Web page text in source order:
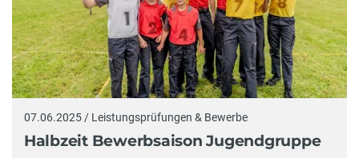
07.06.2025 / Leistungsprüfungen & Bewerbe
Halbzeit Bewerbsaison Jugendgruppe